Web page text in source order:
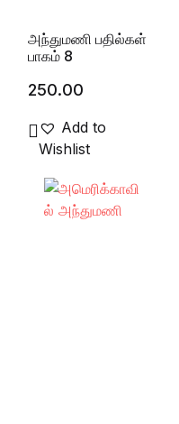
அந்துமணி பதில்கள்
பாகம் 8
250.00
Add to
Wishlist